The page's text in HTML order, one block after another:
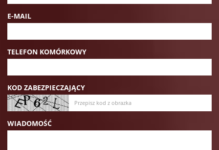
E-MAIL
TELEFON KOMÓRKOWY
KOD ZABEZPIECZAJĄCY
WIADOMOŚĆ